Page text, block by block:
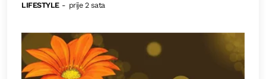
LIFESTYLE - prije 2 sata